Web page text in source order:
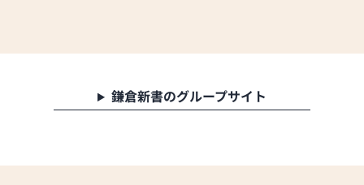
各種・その他
ギフトなどにも使える
富に取り揃えていま
鎌倉新書のグループサイト